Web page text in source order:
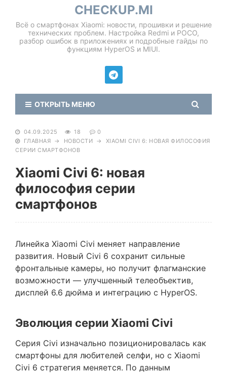
CHECKUP.MI
Всё о смартфонах Xiaomi: новости, прошивки и решение
технических проблем. Настройка Redmi и POCO,
разбор ошибок в приложениях и подробные гайды по
функциям HyperOS и MIUI.
ОТКРЫТЬ МЕНЮ
04.09.2025 18
0
ГЛАВНАЯ → НОВОСТИ → XIAOMI CIVI 6: НОВАЯ ФИЛОСОФИЯ
СЕРИИ СМАРТФОНОВ
Xiaomi Civi 6: новая
философия серии
смартфонов
Линейка Xiaomi Civi меняет направление
развития. Новый Civi 6 сохранит сильные
фронтальные камеры, но получит флагманские
возможности — улучшенный телеобъектив,
дисплей 6.6 дюйма и интеграцию с HyperOS.
Эволюция серии Xiaomi Civi
Серия Civi изначально позиционировалась как
смартфоны для любителей селфи, но с Xiaomi
Civi 6 стратегия меняется. По данным